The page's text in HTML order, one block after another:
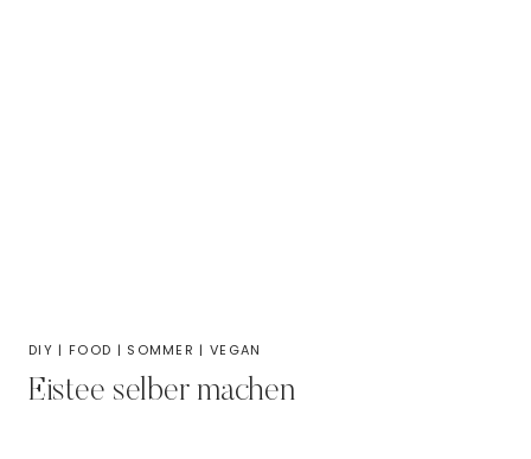
DIY | FOOD | SOMMER |VEGAN
Eistee selber machen